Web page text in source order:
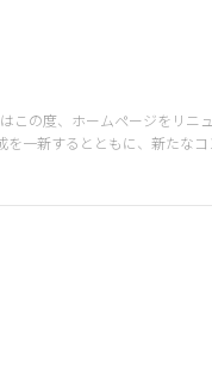
一新するとともに、新たな